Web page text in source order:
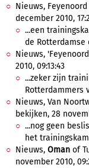
Nieuws,
december 2010,
...een
de Rotterdamse
Nieuws,
2010, 09:13:43
...zeker zijn
Rotterdammers
Nieuws, Van
bekijken, 28
...nog geen
het
Nieuws, Oman of
november 2010,